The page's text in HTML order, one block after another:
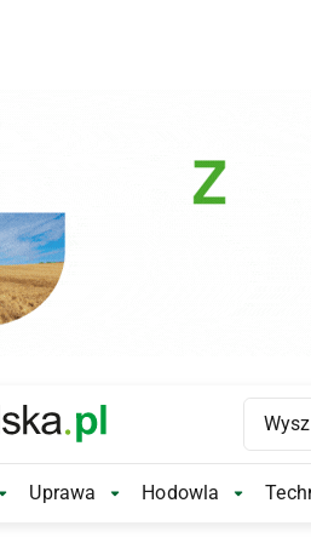
Aktualności Submenu
Uprawa Uprawa Submenu
Hodowla